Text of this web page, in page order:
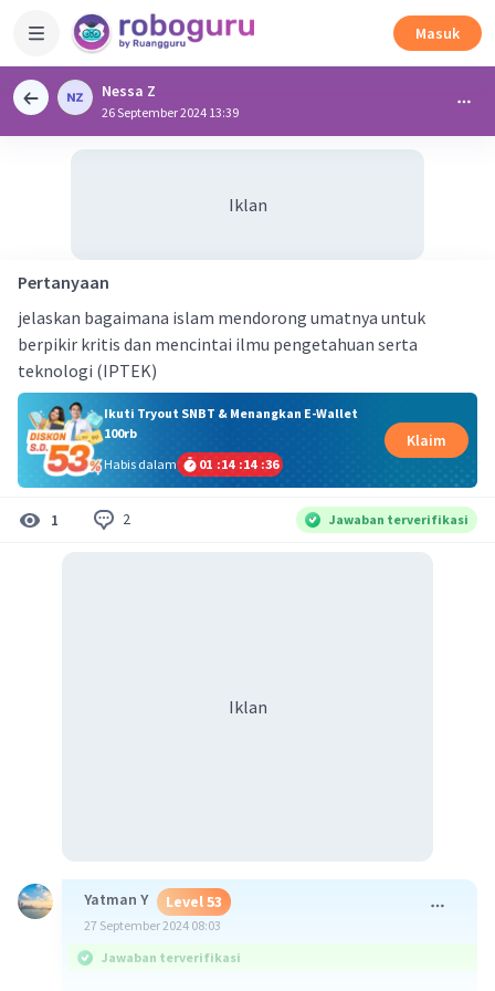
Masuk
Nessa Z
26 September 2024 13:39
Iklan
Pertanyaan
jelaskan bagaimana islam mendorong umatnya untuk
berpikir kritis dan mencintai ilmu pengetahuan serta
teknologi (IPTEK)
Ikuti Tryout SNBT & Menangkan E-Wallet
100rb
Habis dalam
01 :14 :14 :35
Klaim
1 2 Jawaban terverifikasi
Iklan
Yatman Y Level 53
27 September 2024 08:03
Jawaban terverifikasi